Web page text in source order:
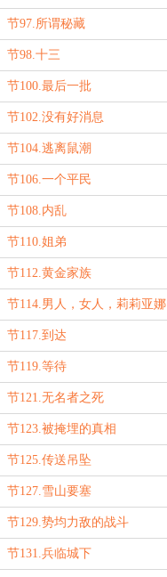
节97.所谓秘藏
节98.十三
节100.最后一批
节102.没有好消息
节104.逃离鼠潮
节106.一个平民
节108.内乱
节110.姐弟
节112.黄金家族
节114.男人，女人，莉莉亚娜
节117.到达
节119.等待
节121.无名者之死
节123.被掩埋的真相
节125.传送吊坠
节127.雪山要塞
节129.势均力敌的战斗
节131.兵临城下